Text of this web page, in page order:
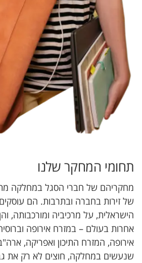
תחומי המחקר שלנו
מחקריהם של חברי הסגל במחלקה
של זירות בחברה ובתרבות. הם
הישראלית, על מרכיביה ומורכבותה,
אחרות בעולם – במזרח אירופה
אירופה, המזרח התיכון ואפריקה,
שנעשים במחלקה, חוצים לא רק את